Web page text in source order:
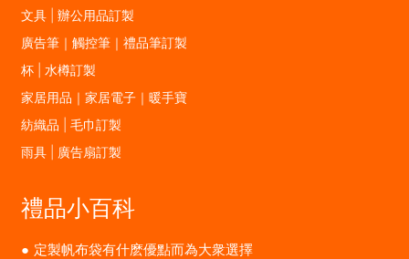
文具 | 辦公用品訂製
廣告筆｜觸控筆｜禮品筆訂製
杯 | 水樽訂製
家居用品｜家居電子｜暖手寶
紡織品 | 毛巾訂製
雨具 | 廣告扇訂製
禮品小百科
定製帆布袋有什麽優點而為大衆選擇